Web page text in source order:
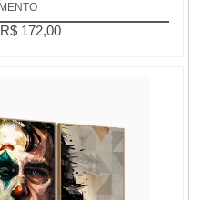
R$ 172,00